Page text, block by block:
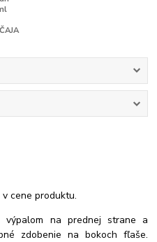
cene produktu.
výpalom na prednej strane a
zdobenie na bokoch fľaše.